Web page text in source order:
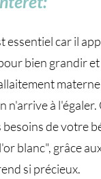
essentiel car il
bien grandir
n'arrive à
besoins de votre
blanc", grâce
si précieux.